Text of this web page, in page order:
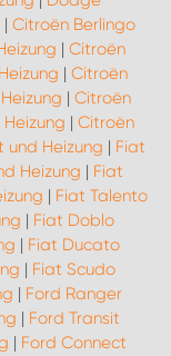
| Citroën Berlingo
| Citroën
| Citroën
| Citroën
| Citroën
und Heizung | Fiat
Heizung | Fiat
| Fiat Talento
| Fiat Doblo
| Fiat Ducato
| Fiat Scudo
| Ford Ranger
| Ford Transit
| Ford Connect